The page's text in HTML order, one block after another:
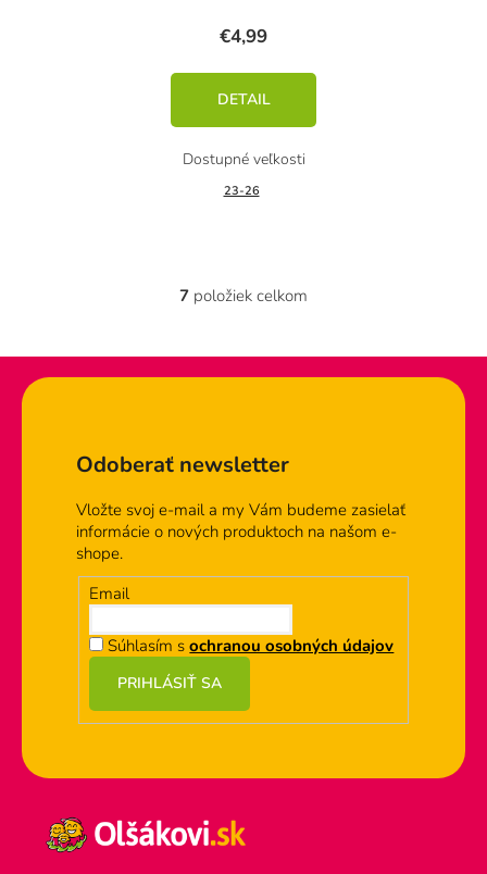
€4,99
DETAIL
23-26
O
l
á
i
e
p
r
v
v
ý
i
7 položiek celkom
Odoberať newsletter
Vložte svoj e-mail a my Vám budeme zasielať
informácie o nových produktoch na našom e-
shope.
Email
Súhlasím sochranou osobných údajov
PRIHLÁSIŤ SA